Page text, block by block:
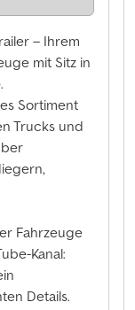
– Ihrem
mit Sitz in
Sortiment
Trucks und
Fahrzeuge
Kanal:
Details.